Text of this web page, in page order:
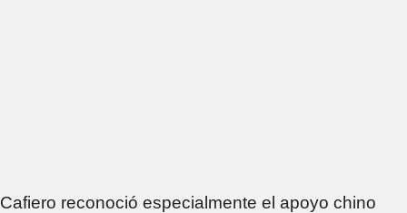
Cafiero reconoció especialmente el apoyo chino